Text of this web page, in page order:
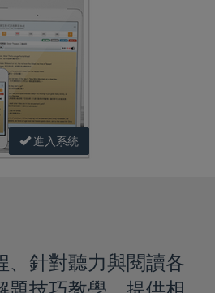
進入系統
、針對聽力與閱讀各